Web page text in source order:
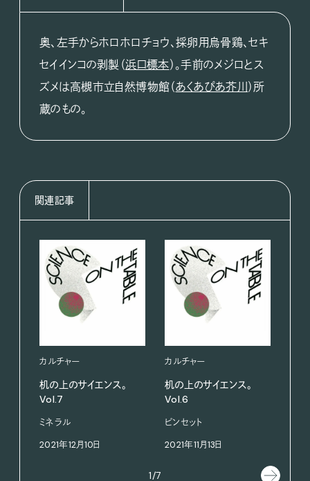
奥、左手からホロホロチョウ、採卵用烏骨鶏、セキ
セイインコの剥製（浜口標本）。手前のメジロとス
ズメは高槻市立自然博物館（あくあぴあ芥川 ）所
蔵のもの。
関連記事
カルチャー
机の上のサイエンス。
Vol.7
ミネラル
2021年12月10日
カルチャー
机の上のサイエンス。
Vol.6
ピンセット
2021年11月13日
1/7